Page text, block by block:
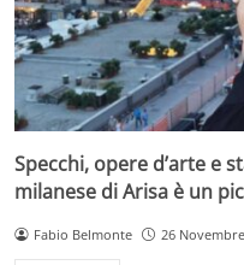
Specchi, opere d’arte e
milanese di Arisa è un
Fabio Belmonte 26